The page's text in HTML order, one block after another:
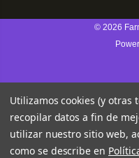
© 2026
Utilizamos cookies (y otras
recopilar datos a fin de
utilizar nuestro sitio web,
como se describe en